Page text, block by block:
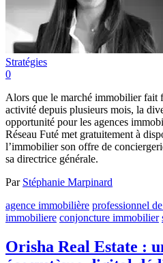
Stratégies
0
Alors que le marché immobilier fait
activité depuis plusieurs mois, la
opportunité pour les agences
Réseau Futé met gratuitement à
l’immobilier son offre de
sa directrice générale.
Par Stéphanie Marpinard
agence immobilière professionnel
immobiliere conjoncture immobilier
Orisha Real Estate :